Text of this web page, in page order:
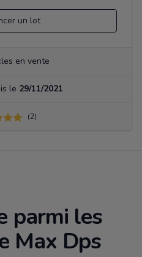
un lot
en vente
le 29/11/2021
(2)
parmi les
Max Dps